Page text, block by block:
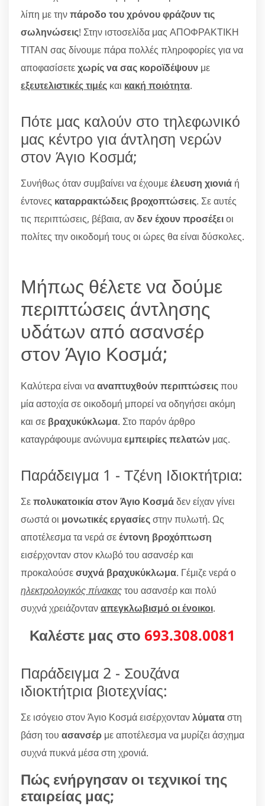
λίπη με τηνπάροδο του χρόνου φράζουν τις
σωληνώσεις! Στην ιστοσελίδα μας ΑΠΟΦΡΑΚΤΙΚΗ
ΤΙΤΑΝ σας δίνουμε πάρα πολλές πληροφορίες για να
αποφασίσετεχωρίς να σας κοροϊδέψουν με
εξευτελιστικές τιμές και κακή ποιότητα.
Πότε μας καλούν στο τηλεφωνικό
μας κέντρο για άντληση νερών
στον Άγιο Κοσμά;
Συνήθως όταν συμβαίνει να έχουμεέλευση χιονιά ή
έντονες καταρρακτώδεις βροχοπτώσεις. Σε αυτές
τις περιπτώσεις, βέβαια, ανδεν έχουν προσέξειοι
πολίτες την οικοδομή τους οι ώρες θα είναι δύσκολες.
Μήπως θέλετε να δούμε
περιπτώσεις άντλησης
υδάτων από ασανσέρ
στον Άγιο Κοσμά;
Καλύτερα είναι νααναπτυχθούν περιπτώσειςπου
μία αστοχία σε οικοδομή μπορεί να οδηγήσει ακόμη
και σε βραχυκύκλωμα. Στο παρόν άρθρο
καταγράφουμε ανώνυμαεμπειρίες πελατών μας.
Παράδειγμα 1 - Τζένη Ιδιοκτήτρια:
Σεπολυκατοικία στον Άγιο Κοσμάδεν είχαν γίνει
σωστά οι μονωτικές εργασίεςστην πυλωτή. Ως
αποτέλεσμα τα νερά σεέντονη βροχόπτωση
εισέρχονταν στον κλωβό του ασανσέρ και
προκαλούσεσυχνά βραχυκύκλωμα. Γέμιζε νερά ο
ηλεκτρολογικός πίνακαςτου ασανσέρ και πολύ
συχνά χρειάζονταναπεγκλωβισμό οι ένοικοι.
Καλέστε μας στο 693.308.0081
Παράδειγμα 2 - Σουζάνα
ιδιοκτήτρια βιοτεχνίας:
Σε ισόγειο στον Άγιο Κοσμά εισέρχοντανλύματαστη
βάση του ασανσέρ με αποτέλεσμα να μυρίζει άσχημα
συχνά πυκνά μέσα στη χρονιά.
Πώς ενήργησαν οι τεχνικοί της
εταιρείας μας;